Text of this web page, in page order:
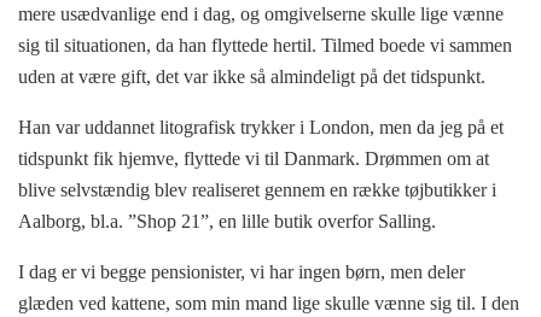
mere usædvanlige end i dag, og omgivelserne skulle lige vænne
sig til situationen, da han flyttede hertil. Tilmed boede vi sammen
uden at være gift, det var ikke så almindeligt på det tidspunkt.
Han var uddannet litografisk trykker i London, men da jeg på et
tidspunkt fik hjemve, flyttede vi til Danmark. Drømmen om at
blive selvstændig blev realiseret gennem en række tøjbutikker i
Aalborg, bl.a. ”Shop 21”, en lille butik overfor Salling.
I dag er vi begge pensionister, vi har ingen børn, men deler
glæden ved kattene, som min mand lige skulle vænne sig til. I den